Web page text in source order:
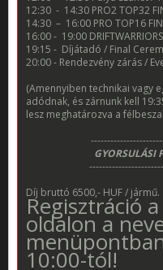
12:30 - 14:30 PRO2 TOP32
14:30 – 16:00 PRO TOP16
16:00 - 19:00
19:15 - Díjátadó / Final
20:00 - Rendezvény zárás /
(Amennyiben technikai vagy
adódnak, és zárnunk kell
lesz meghatározva a
GYORSULÁSI
Díj bruttó 6500,- HUF / jármű.
Regisztráció a
oldalon a
10:00-tól!